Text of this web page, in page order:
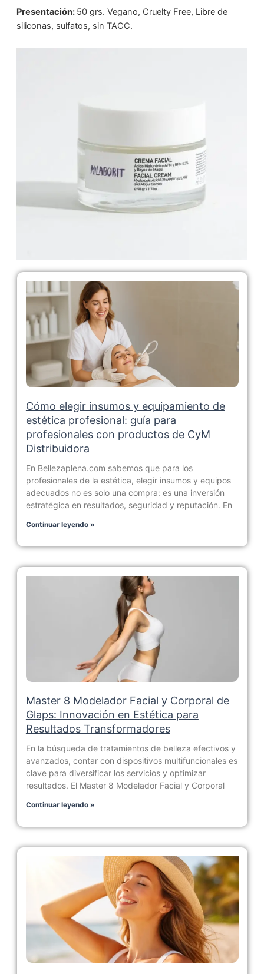
Presentación: 50 grs. Vegano, Cruelty Free, Libre de
siliconas, sulfatos, sin TACC.
Cómo elegir insumos y equipamiento de
estética profesional: guía para
profesionales con productos de CyM
Distribuidora
En Bellezaplena.com sabemos que para los
profesionales de la estética, elegir insumos y equipos
adecuados no es solo una compra: es una inversión
estratégica en resultados, seguridad y reputación. En
Continuar leyendo »
Master 8 Modelador Facial y Corporal de
Glaps: Innovación en Estética para
Resultados Transformadores
En la búsqueda de tratamientos de belleza efectivos y
avanzados, contar con dispositivos multifuncionales es
clave para diversificar los servicios y optimizar
resultados. El Master 8 Modelador Facial y Corporal
Continuar leyendo »